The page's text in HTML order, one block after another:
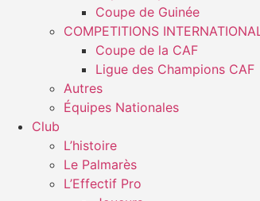
Coupe de Guinée
COMPETITIONS
Coupe de la CAF
Ligue des Champions CAF
Autres
Équipes Nationales
Club
L’histoire
Le Palmarès
L’Effectif Pro